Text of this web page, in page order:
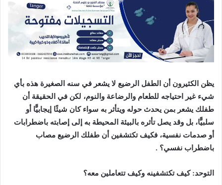
يظن الكثيرون أن الطفل الرضيع لا يشعر في سنه الصغيرة هذه بأي
شيء غير احتياجه للطعام والرضاعة والنوم، لكن في الحقيقة أن
طفلك يشعر بمن يحدث حوله ويتأثر به سواء كان شيئًا إيجابيًّا أو
سلبيًّا، بل وقد يصل تأثره بالبيئة المحيطة به إلى إصابته باضطرابات
أو صدمات نفسية، فكيف تكتشفين أن طفلك الرضيع مصاب
باضطراب نفسي؟ .
التوحد: كيف تكتشفينه وكيف تتعاملين معه؟